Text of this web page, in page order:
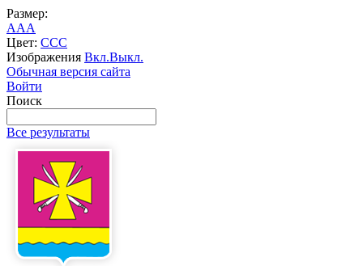
Размер:
AAA
Цвет: CCC
Изображения Вкл.Выкл.
Обычная версия сайта
Войти
Поиск
Все результаты